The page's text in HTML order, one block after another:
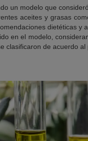
un modelo que
aceites y grasas
dietéticas y
en el modelo,
clasificaron de acuerdo al